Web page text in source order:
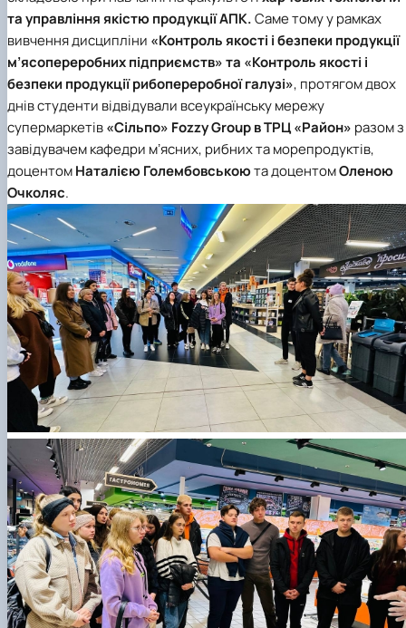
та управління якістю продукції АПК.Саме тому у рамках
вивчення дисципліни «Контроль якості і безпеки продукції
м’ясопереробних підприємств» та «Контроль якості і
безпеки продукції рибопереробної галузі», протягом двох
днів студенти відвідували всеукраїнську мережу
супермаркетів«Сільпо» Fozzy Group в ТРЦ «Район» разом з
завідувачем кафедри мʼясних, рибних та морепродуктів,
доцентомНаталією Голембовськоюта доцентомОленою
Очколяс.